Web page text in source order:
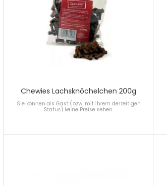
Chewies Lachsknöchelchen 200g
Sie können als Gast (bzw. mit Ihrem derzeitigen
Status) keine Preise sehen.